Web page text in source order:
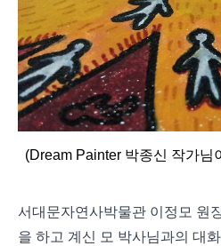
(Dream Painter 박종신 작가님
서대문자연사박물관 이정모 원
을 하고 계신 모 박사님과의 대